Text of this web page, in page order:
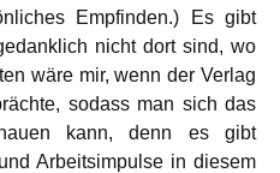
Empfinden.) Es gibt
nicht dort sind, wo
wäre mir, wenn der Verlag
sodass man sich das
kann, denn es gibt
Arbeitsimpulse in diesem